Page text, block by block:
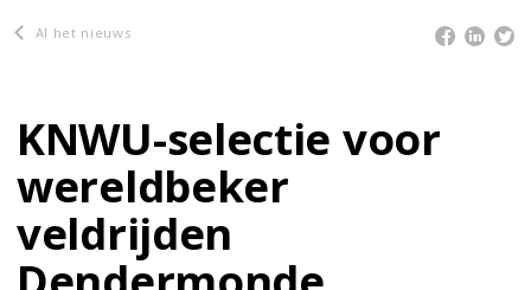
Al het nieuws
KNWU-selectie voor
wereldbeker
veldrijden